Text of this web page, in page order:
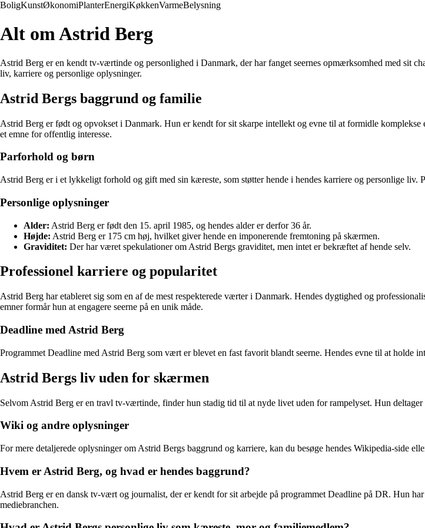
BoligKunstØkonomiPlanterEnergiKøkkenVarmeBelysning
Alt om Astrid Berg
Astrid Berg er en kendt tv-værtinde og personlighed i Danmark, der har fanget seernes opmærksomhed med sit
liv, karriere og personlige oplysninger.
Astrid Bergs baggrund og familie
Astrid Berg er født og opvokset i Danmark. Hun er kendt for sit skarpe intellekt og evne til at formidle komplekse
et emne for offentlig interesse.
Parforhold og børn
Astrid Berg er i et lykkeligt forhold og gift med sin kæreste, som støtter hende i hendes karriere og personlige liv.
Personlige oplysninger
Alder: Astrid Berg er født den 15. april 1985, og hendes alder er derfor 36 år.
Højde: Astrid Berg er 175 cm høj, hvilket giver hende en imponerende fremtoning på skærmen.
Graviditet: Der har været spekulationer om Astrid Bergs graviditet, men intet er bekræftet af hende selv.
Professionel karriere og popularitet
Astrid Berg har etableret sig som en af de mest respekterede værter i Danmark. Hendes dygtighed og
emner formår hun at engagere seerne på en unik måde.
Deadline med Astrid Berg
Programmet Deadline med Astrid Berg som vært er blevet en fast favorit blandt seerne. Hendes evne til at holde
Astrid Bergs liv uden for skærmen
Selvom Astrid Berg er en travl tv-værtinde, finder hun stadig tid til at nyde livet uden for rampelyset. Hun
Wiki og andre oplysninger
For mere detaljerede oplysninger om Astrid Bergs baggrund og karriere, kan du besøge hendes Wikipedia-side
Hvem er Astrid Berg, og hvad er hendes baggrund?
Astrid Berg er en dansk tv-vært og journalist, der er kendt for sit arbejde på programmet Deadline på DR. Hun
mediebranchen.